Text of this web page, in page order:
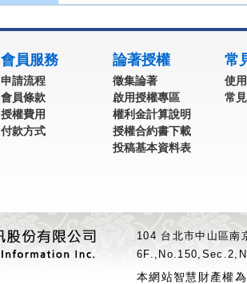
會員服務
申請流程
會員條款
授權費用
付款方式
論著授權
徵集論著
啟用授權專區
權利金計算說明
授權合約書下載
投稿基本資料表
常
使
常
104 台北市中山區
本網站智慧財產權